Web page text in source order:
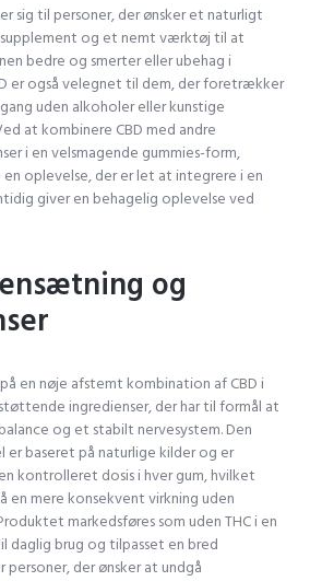
sig til personer, der ønsker et naturligt
og et nemt værktøj til at
bedre og smerter eller ubehag i
er også velegnet til dem, der foretrækker
uden alkoholer eller kunstige
at kombinere CBD med andre
i en velsmagende gummies-form,
oplevelse, der er let at integrere i en
giver en behagelig oplevelse ved
og
en nøje afstemt kombination af CBD i
ingredienser, der har til formål at
og et stabilt nervesystem. Den
baseret på naturlige kilder og er
kontrolleret dosis i hver gum, hvilket
en mere konsekvent virkning uden
markedsføres som uden THC i en
daglig brug og tilpasset en bred
personer, der ønsker at undgå